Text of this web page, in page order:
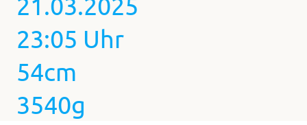
23:05 Uhr
54cm
3540g